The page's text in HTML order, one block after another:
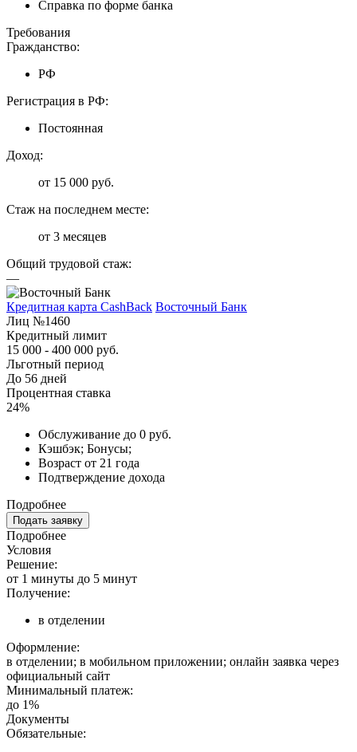
Справка по форме банка
Требования
Гражданство:
РФ
Регистрация в РФ:
Постоянная
Доход:
от 15 000 руб.
Стаж на последнем месте:
от 3 месяцев
Общий трудовой стаж:
—
Кредитная карта CashBack Восточный Банк
Лиц №1460
Кредитный лимит
15 000 - 400 000 руб.
Льготный период
До 56 дней
Процентная ставка
24%
Обслуживание до 0 руб.
Кэшбэк; Бонусы;
Возраст от 21 года
Подтверждение дохода
Подробнее
Подать заявку
Подробнее
Условия
Решение:
от 1 минуты до 5 минут
Получение:
в отделении
Оформление:
в отделении; в мобильном приложении; онлайн заявка через
официальный сайт
Минимальный платеж:
до 1%
Документы
Обязательные: